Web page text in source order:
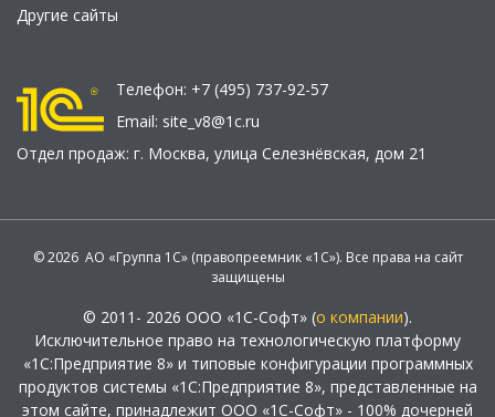
Другие сайты
Телефон: +7 (495) 737-92-57
Email: site_v8@1c.ru
Отдел продаж: г. Москва, улица Селезнёвская, дом 21
© 2026 АО «Группа 1С» (правопреемник «1С»). Все права на сайт
защищены
© 2011- 2026 ООО «1С-Софт» (о компании).
Исключительное право на технологическую платформу
«1С:Предприятие 8» и типовые конфигурации программных
продуктов системы «1С:Предприятие 8», представленные на
этом сайте, принадлежит ООО «1С-Софт» - 100% дочерней